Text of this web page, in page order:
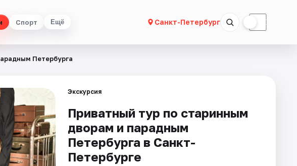
Спорт Ещё Санкт-Петербург ☾
Петербурга
Экскурсия
Приватный тур по старинным
дворам и парадным
Петербурга в Санкт-
Петербурге